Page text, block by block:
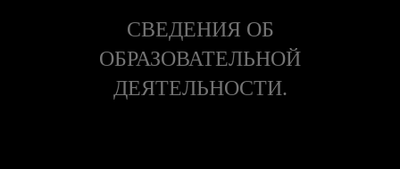
СВЕДЕНИЯ ОБ
ОБРАЗОВАТЕЛЬНОЙ
ДЕЯТЕЛЬНОСТИ.